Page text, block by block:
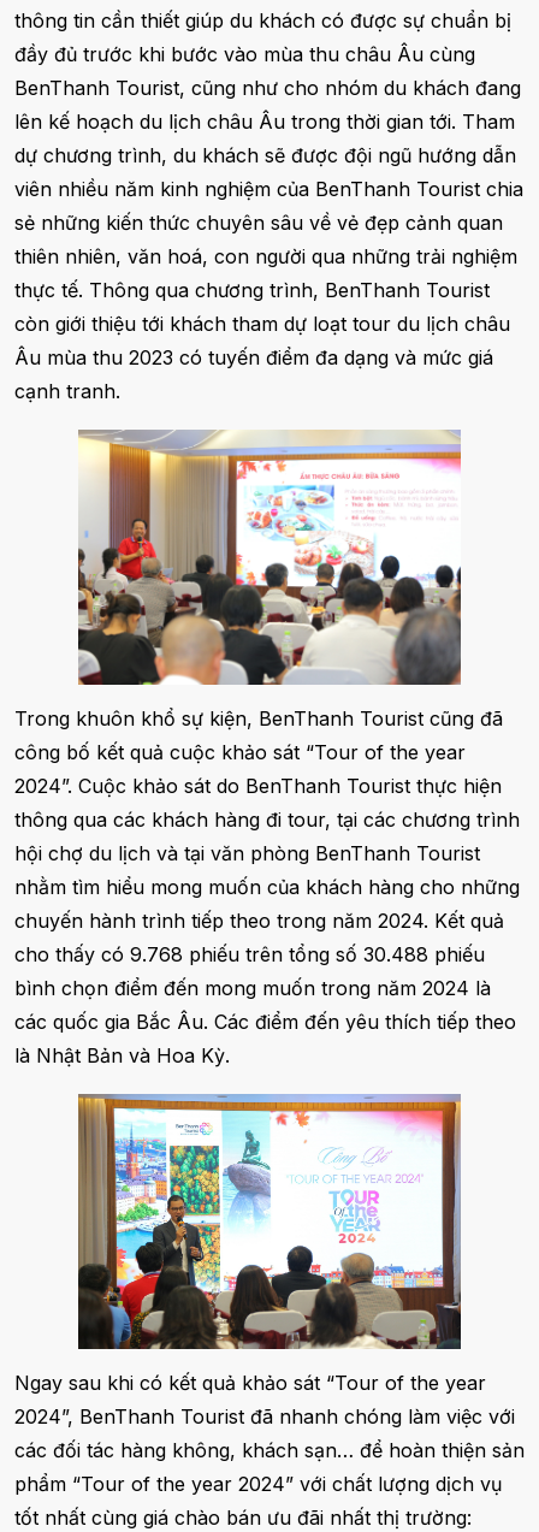
thông tin cần thiết giúp du khách có được sự chuẩn bị
đầy đủ trước khi bước vào mùa thu châu Âu cùng
BenThanh Tourist, cũng như cho nhóm du khách đang
lên kế hoạch du lịch châu Âu trong thời gian tới. Tham
dự chương trình, du khách sẽ được đội ngũ hướng dẫn
viên nhiều năm kinh nghiệm của BenThanh Tourist chia
sẻ những kiến thức chuyên sâu về vẻ đẹp cảnh quan
thiên nhiên, văn hoá, con người qua những trải nghiệm
thực tế. Thông qua chương trình, BenThanh Tourist
còn giới thiệu tới khách tham dự loạt tour du lịch châu
Âu mùa thu 2023 có tuyến điểm đa dạng và mức giá
cạnh tranh.
Trong khuôn khổ sự kiện, BenThanh Tourist cũng đã
công bố kết quả cuộc khảo sát “Tour of the year
2024”. Cuộc khảo sát do BenThanh Tourist thực hiện
thông qua các khách hàng đi tour, tại các chương trình
hội chợ du lịch và tại văn phòng BenThanh Tourist
nhằm tìm hiểu mong muốn của khách hàng cho những
chuyến hành trình tiếp theo trong năm 2024. Kết quả
cho thấy có 9.768 phiếu trên tổng số 30.488 phiếu
bình chọn điểm đến mong muốn trong năm 2024 là
các quốc gia Bắc Âu. Các điểm đến yêu thích tiếp theo
là Nhật Bản và Hoa Kỳ.
Ngay sau khi có kết quả khảo sát “Tour of the year
2024”, BenThanh Tourist đã nhanh chóng làm việc với
các đối tác hàng không, khách sạn… để hoàn thiện sản
phẩm “Tour of the year 2024” với chất lượng dịch vụ
tốt nhất cùng giá chào bán ưu đãi nhất thị trường: